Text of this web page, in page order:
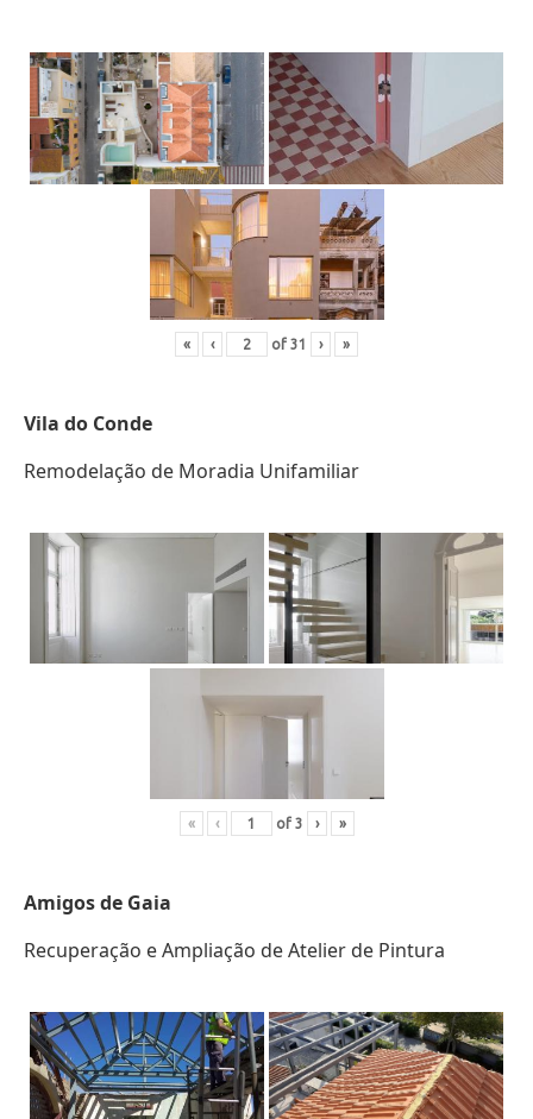
« ‹ of 31 › »
Vila do Conde
Remodelação de Moradia Unifamiliar
« ‹ of 3 › »
Amigos de Gaia
Recuperação e Ampliação de Atelier de Pintura